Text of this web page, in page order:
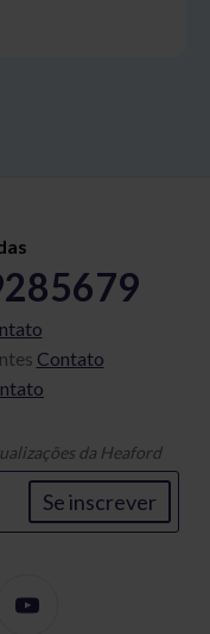
Contato
da Heaford
Se inscrever